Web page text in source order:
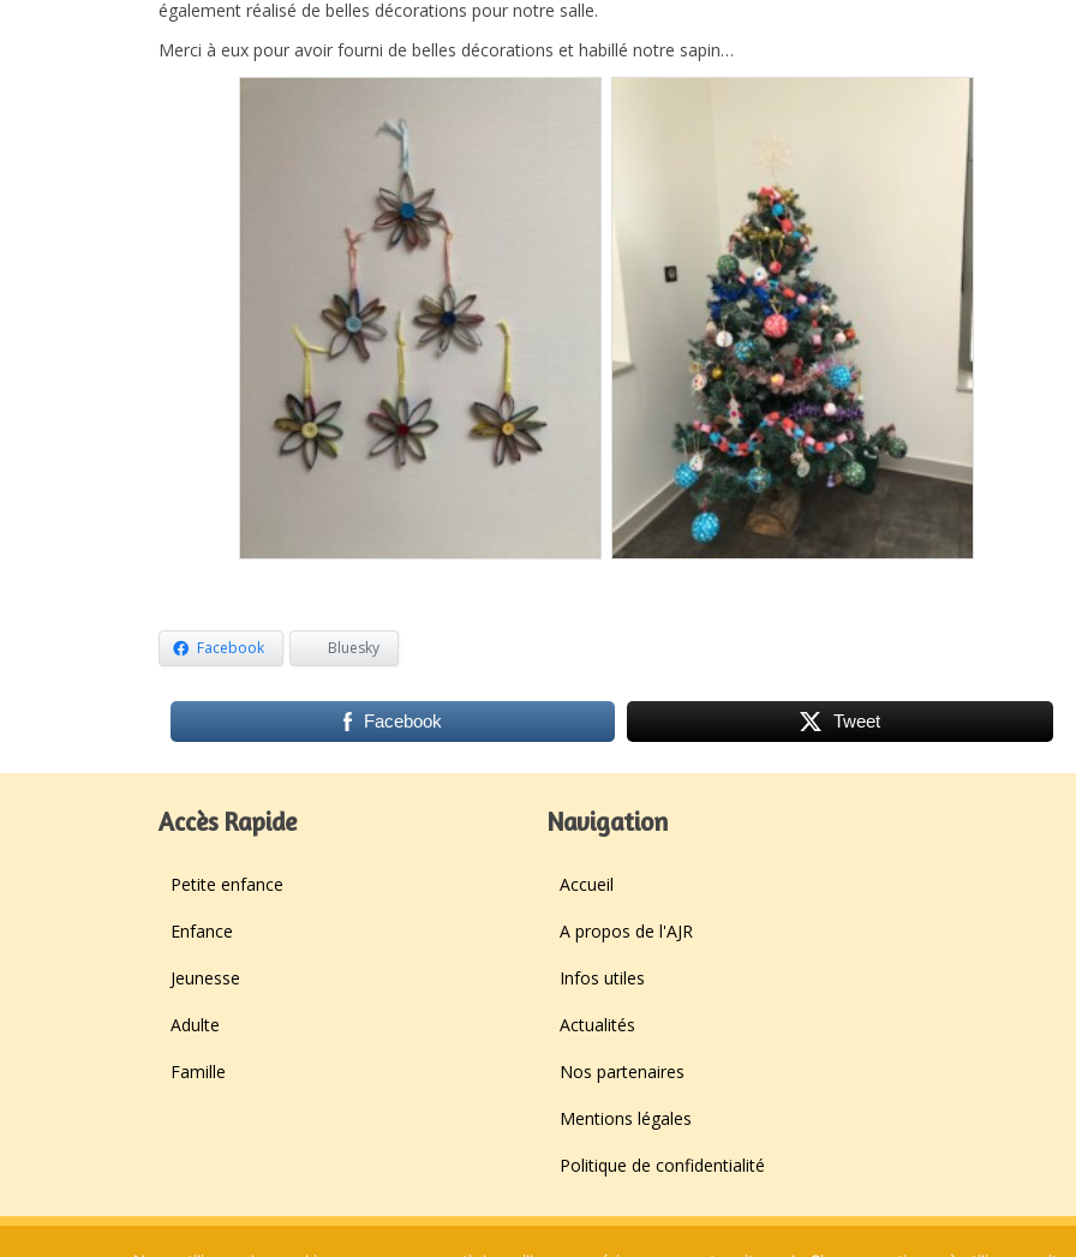
également réalisé de belles décorations pour notre salle.
Merci à eux pour avoir fourni de belles décorations et habillé notre sapin…
Facebook Bluesky
Facebook Tweet
Accès Rapide
Petite enfance
Enfance
Jeunesse
Adulte
Famille
Navigation
Accueil
A propos de l'AJR
Infos utiles
Actualités
Nos partenaires
Mentions légales
Politique de confidentialité